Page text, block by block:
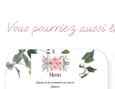
Vous pourriez aussi